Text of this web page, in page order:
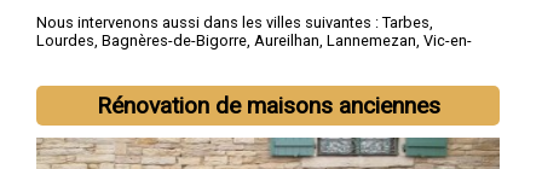
Nous intervenons aussi dans les villes suivantes : Tarbes,
Lourdes, Bagnères-de-Bigorre, Aureilhan, Lannemezan, Vic-en-
Rénovation de maisons anciennes